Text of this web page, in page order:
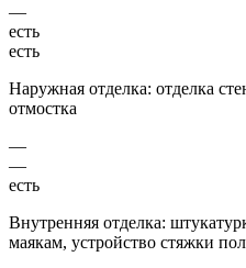
—
есть
есть
Наружная отделка: отделка
отмостка
—
—
есть
Внутренняя отделка:
маякам, устройство стяжки